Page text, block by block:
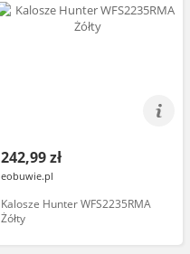
242,99 zł
eobuwie.pl
Kalosze Hunter WFS2235RMA
Żółty